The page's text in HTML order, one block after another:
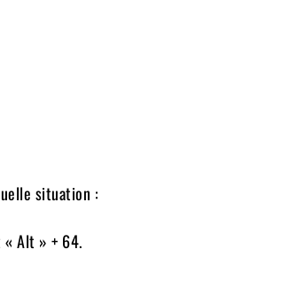
situation :
« Alt » + 64.